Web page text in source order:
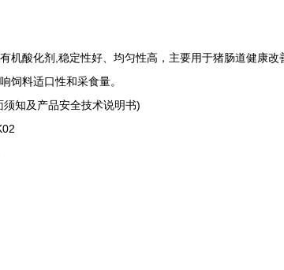
机酸化剂,稳定性好、均匀性高，主要用于猪肠道健康
饲料适口性和采食量。
须知及产品安全技术说明书)